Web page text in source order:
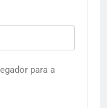
para a